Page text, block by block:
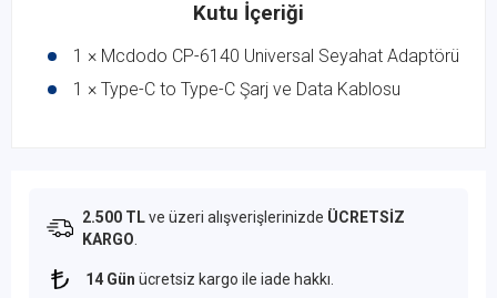
Kutu İçeriği
1 × Mcdodo CP-6140 Universal Seyahat Adaptörü
1 × Type-C to Type-C Şarj ve Data Kablosu
2.500 TLve üzeri alışverişlerinizde ÜCRETSİZ
KARGO.
14 Gün ücretsiz kargo ile iade hakkı.